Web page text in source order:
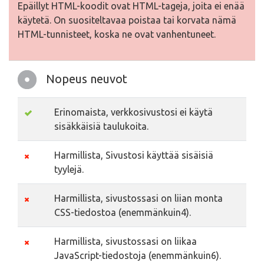
Epäillyt HTML-koodit ovat HTML-tageja, joita ei enää
käytetä. On suositeltavaa poistaa tai korvata nämä
HTML-tunnisteet, koska ne ovat vanhentuneet.
Nopeus neuvot
Erinomaista, verkkosivustosi ei käytä
sisäkkäisiä taulukoita.
Harmillista, Sivustosi käyttää sisäisiä
tyylejä.
Harmillista, sivustossasi on liian monta
CSS-tiedostoa (enemmänkuin4).
Harmillista, sivustossasi on liikaa
JavaScript-tiedostoja (enemmänkuin6).